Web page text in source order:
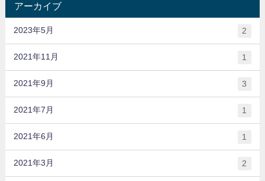
アーカイブ
2023年5月 2
2021年11月 1
2021年9月 3
2021年7月 1
2021年6月 1
2021年3月 2